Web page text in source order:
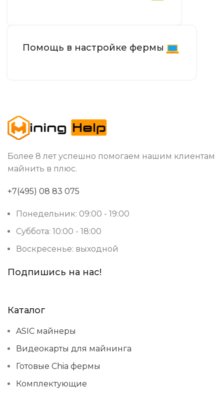
Помощь в настройке фермы
Более 8 лет успешно помогаем нашим клиентам
майнить в плюс.
+7(495) 08 83 075
Понедельник: 09:00 - 19:00
Суббота: 10:00 - 18:00
Воскресенье: выходной
Подпишись на нас!
Каталог
ASIC майнеры
Видеокарты для майнинга
Готовые Chia фермы
Комплектующие